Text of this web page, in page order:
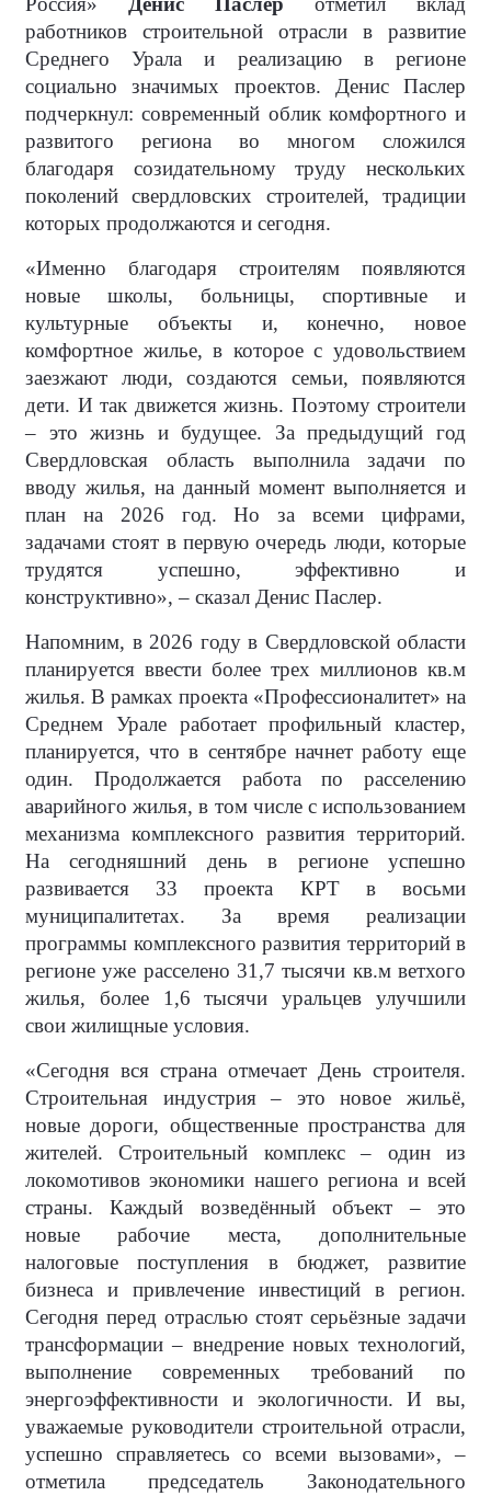
работников строительной отрасли в развитие
Среднего Урала и реализацию в регионе
социально значимых проектов. Денис Паслер
подчеркнул: современный облик комфортного и
развитого региона во многом сложился
благодаря созидательному труду нескольких
поколений свердловских строителей, традиции
которых продолжаются и сегодня.
«Именно благодаря строителям появляются
новые школы, больницы, спортивные и
культурные объекты и, конечно, новое
комфортное жилье, в которое с удовольствием
заезжают люди, создаются семьи, появляются
дети. И так движется жизнь. Поэтому строители
– это жизнь и будущее. За предыдущий год
Свердловская область выполнила задачи по
вводу жилья, на данный момент выполняется и
план на 2026 год. Но за всеми цифрами,
задачами стоят в первую очередь люди, которые
трудятся успешно, эффективно и
конструктивно», – сказал Денис Паслер.
Напомним, в 2026 году в Свердловской области
планируется ввести более трех миллионов кв.м
жилья. В рамках проекта «Профессионалитет» на
Среднем Урале работает профильный кластер,
планируется, что в сентябре начнет работу еще
один. Продолжается работа по расселению
аварийного жилья, в том числе с использованием
механизма комплексного развития территорий.
На сегодняшний день в регионе успешно
развивается 33 проекта КРТ в восьми
муниципалитетах. За время реализации
программы комплексного развития территорий в
регионе уже расселено 31,7 тысячи кв.м ветхого
жилья, более 1,6 тысячи уральцев улучшили
свои жилищные условия.
«Сегодня вся страна отмечает День строителя.
Строительная индустрия – это новое жильё,
новые дороги, общественные пространства для
жителей. Строительный комплекс – один из
локомотивов экономики нашего региона и всей
страны. Каждый возведённый объект – это
новые рабочие места, дополнительные
налоговые поступления в бюджет, развитие
бизнеса и привлечение инвестиций в регион.
Сегодня перед отраслью стоят серьёзные задачи
трансформации – внедрение новых технологий,
выполнение современных требований по
энергоэффективности и экологичности. И вы,
уважаемые руководители строительной отрасли,
успешно справляетесь со всеми вызовами», –
отметила председатель Законодательного